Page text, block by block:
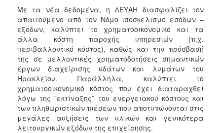
Με τα νέα δεδομένα, η ΔΕΥΑΗ διασφαλίζει τον
απαιτούμενο από τον Νόμο ισοσκελισμό εσόδων –
εξόδων, καλύπτει το χρηματοοικονομικό και τα
άλλα κόστη παροχής υπηρεσιών (π.χ.
περιβαλλοντικό κόστος), καθώς και την πρόσβασή
της σε μελλοντικές χρηματοδοτήσεις σημαντικών
έργων διαχείρισης υδάτων και λυμάτων του
Ηρακλείου. Παράλληλα, καλύπτει το
χρηματοοικονομικό κόστος που έχει διαταραχθεί
λόγω της ¨εκτίναξης¨ του ενεργειακού κόστους και
των πληθωριστικών πιέσεων που αποτυπώνονται στις
μεγάλες αυξήσεις των υλικών και γενικότερα
λειτουργικών εξόδων της επιχείρησης.